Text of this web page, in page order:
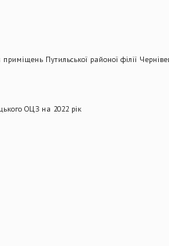
Путильської районої філії
ОЦЗ на 2022 рік